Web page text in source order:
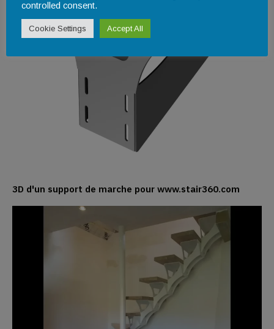
3D d'un support de marche pour www.stair360.com
controlled consent.
Cookie Settings Accept All